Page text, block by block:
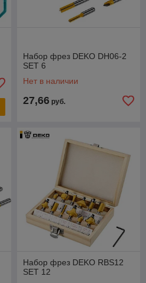
Набор фрез DEKO DH06-2
SET 6
Нет в наличии
27,66 руб.
Набор фрез DEKO RBS12
SET 12